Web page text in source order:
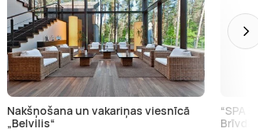
Nakšņošana un vakariņas viesnīcā
„Belvilis“
“SPA